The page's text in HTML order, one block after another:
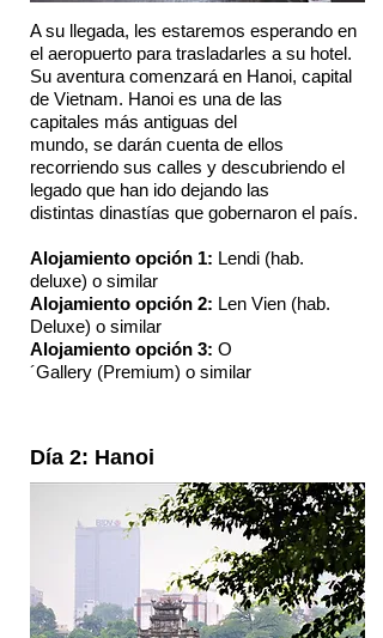
A su llegada, les estaremos esperando en
el aeropuerto para trasladarles a su hotel.
Su aventura comenzará en Hanoi, capital
de Vietnam. Hanoi es una de las
capitales más antiguas del
mundo, se darán cuenta de ellos
recorriendo sus calles y descubriendo el
legado que han ido dejando las
distintas dinastías que gobernaron el país.
Alojamiento opción 1: Lendi (hab.
deluxe) o similar
Alojamiento opción 2: Len Vien (hab.
Deluxe) o similar
Alojamiento opción 3: O
´Gallery (Premium) o similar
Día 2: Hanoi